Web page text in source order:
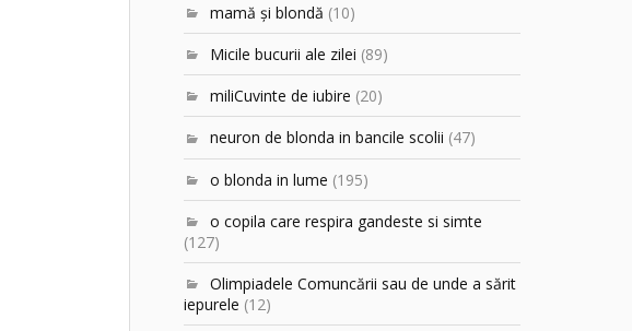
mamă şi blondă (10)
Micile bucurii ale zilei (89)
miliCuvinte de iubire (20)
neuron de blonda in bancile scolii (47)
o blonda in lume (195)
o copila care respira gandeste si simte
(127)
Olimpiadele Comuncării sau de unde a sărit
iepurele (12)